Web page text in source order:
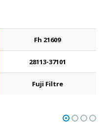
Fh 21609
28113-37101
Fuji Filtre